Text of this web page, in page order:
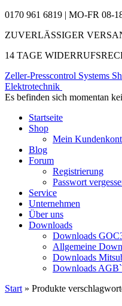
0170 961 6819 | MO-FR 08-
ZUVERLÄSSIGER
14 TAGE
Zeller-Presscontrol Systems
Elektrotechnik
Es befinden sich momentan
Startseite
Shop
Mein
Blog
Forum
Registrierung
Passwort
Service
Unternehmen
Über uns
Downloads
Downloads
Allgemeine
Downloads
Downloads
Start » Produkte